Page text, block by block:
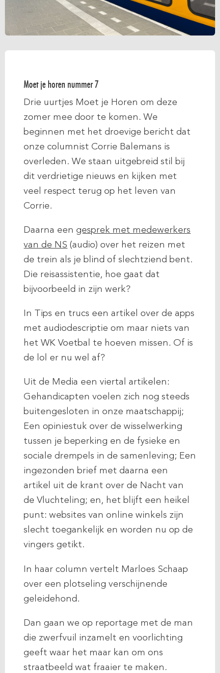
Moet je horen nummer 7
Drie uurtjes Moet je Horen om deze
zomer mee door te komen. We
beginnen met het droevige bericht dat
onze columnist Corrie Balemans is
overleden. We staan uitgebreid stil bij
dit verdrietige nieuws en kijken met
veel respect terug op het leven van
Corrie.
Daarna eengesprek met medewerkers
van de NS (audio) over het reizen met
de trein als je blind of slechtziend bent.
Die reisassistentie, hoe gaat dat
bijvoorbeeld in zijn werk?
In Tips en trucs een artikel over de apps
met audiodescriptie om maar niets van
het WK Voetbal te hoeven missen. Of is
de lol er nu wel af?
Uit de Media een viertal artikelen:
Gehandicapten voelen zich nog steeds
buitengesloten in onze maatschappij;
Een opiniestuk over de wisselwerking
tussen je beperking en de fysieke en
sociale drempels in de samenleving; Een
ingezonden brief met daarna een
artikel uit de krant over de Nacht van
de Vluchteling; en, het blijft een heikel
punt: websites van online winkels zijn
slecht toegankelijk en worden nu op de
vingers getikt.
In haar column vertelt Marloes Schaap
over een plotseling verschijnende
geleidehond.
Dan gaan we op reportage met de man
die zwerfvuil inzamelt en voorlichting
geeft waar het maar kan om ons
straatbeeld wat fraaier te maken.